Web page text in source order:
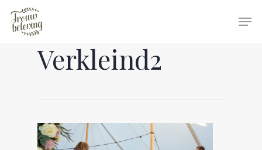
Hit enter to search or ESC to close
Verkleind2